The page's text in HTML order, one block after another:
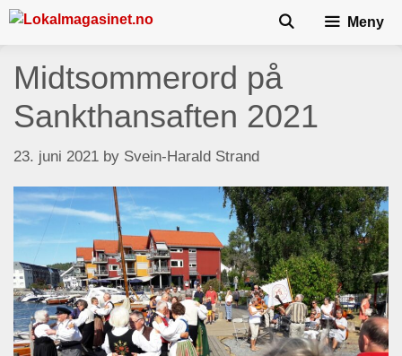
Skip
Meny
Midtsommerord på
Sankthansaften 2021
23. juni 2021 by Svein-Harald Strand